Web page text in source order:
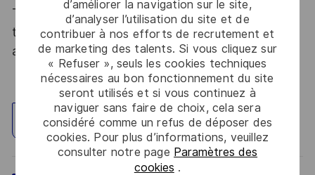
d’améliorer la navigation sur le site,
d’analyser l’utilisation du site et de
contribuer à nos efforts de recrutement et
de marketing des talents. Si vous cliquez sur
« Refuser », seuls les cookies techniques
nécessaires au bon fonctionnement du site
seront utilisés et si vous continuez à
naviguer sans faire de choix, cela sera
considéré comme un refus de déposer des
cookies. Pour plus d’informations, veuillez
consulter notre page Paramètres des
cookies .
Thales, entreprise Handi-Engagée, reconnait
tous les talents. La diversité est notre meilleur
atout. Postulez et rejoignez nous !
Explorez un site